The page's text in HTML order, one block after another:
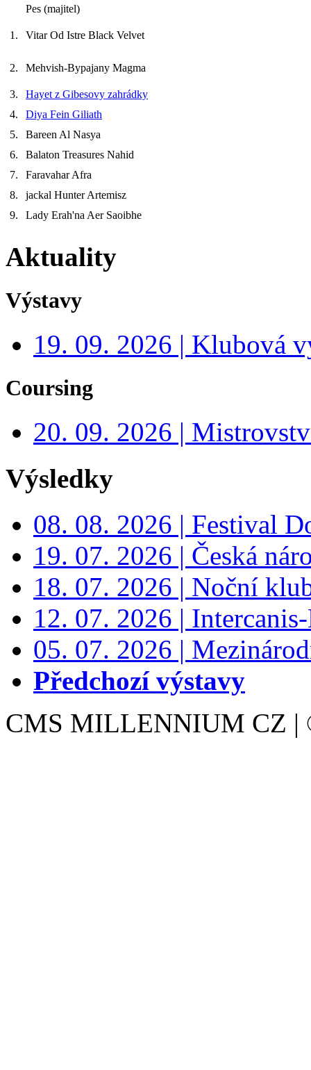
Pes (majitel)
1. Vitar Od Istre Black Velvet
2. Mehvish-Bypajany Magma
3.
Hayet z Gibesovy zahrádky
4.
Diya Fein Giliath
5.
Bareen Al Nasya
6.
Balaton Treasures Nahid
7.
Faravahar Afra
8.
jackal Hunter Artemisz
9.
Lady Erah'na Aer Saoibhe
Aktuality
Výstavy
19. 09. 2026 | Klubová
Coursing
20. 09. 2026 |
Výsledky
08. 08. 2026 | Festival
19. 07. 2026 | Česká
18. 07. 2026 | Noční
12. 07. 2026 |
05. 07. 2026 |
Předchozí výstavy
CMS MILLENNIUM CZ |